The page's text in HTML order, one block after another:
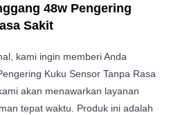
48w Pengering
Sakit
kami ingin memberi Anda
Kuku Sensor Tanpa Rasa
akan menawarkan layanan
tepat waktu. Produk ini adalah